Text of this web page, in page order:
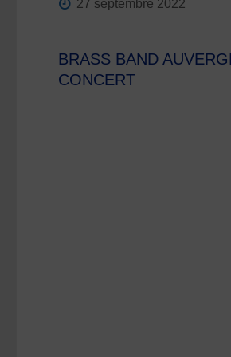
27 septembre 2022
BRASS BAND
CONCERT